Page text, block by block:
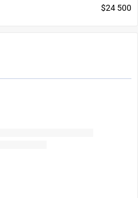
$24 500